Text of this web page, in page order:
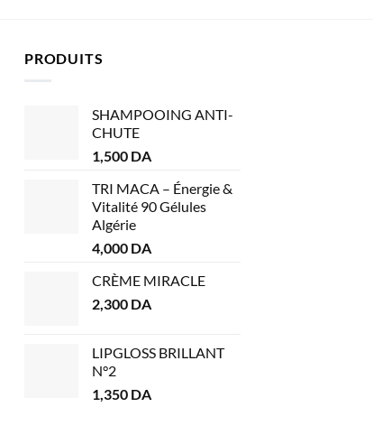
PRODUITS
SHAMPOOING ANTI-
CHUTE
1,500 DA
TRI MACA – Énergie &
Vitalité 90 Gélules
Algérie
4,000 DA
CRÈME MIRACLE
2,300 DA
LIPGLOSS BRILLANT
N°2
1,350 DA